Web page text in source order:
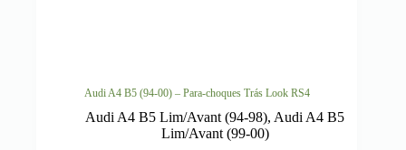
Audi A4 B5 (94-00) – Para-choques Trás Look RS4
Audi A4 B5 Lim/Avant (94-98), Audi A4 B5
Lim/Avant (99-00)